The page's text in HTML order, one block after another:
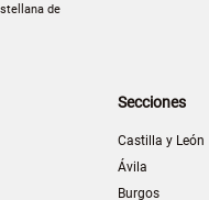
de
Secciones
Castilla y León
Ávila
Burgos